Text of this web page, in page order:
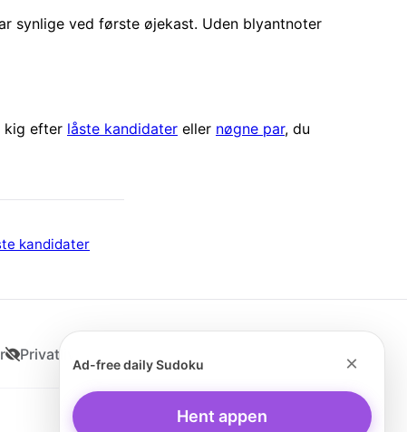
synlige ved første øjekast. Uden blyantnoter
kig efter låste kandidater eller nøgne par, du
kandidater
Privatliv
Ad-free daily Sudoku
Hent appen
×